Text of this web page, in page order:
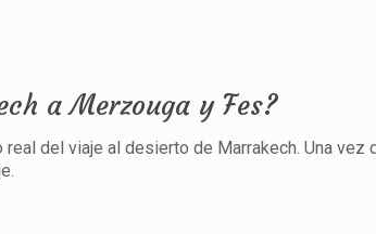
a Merzouga y Fes?
del viaje al desierto de Marrakech. Una vez